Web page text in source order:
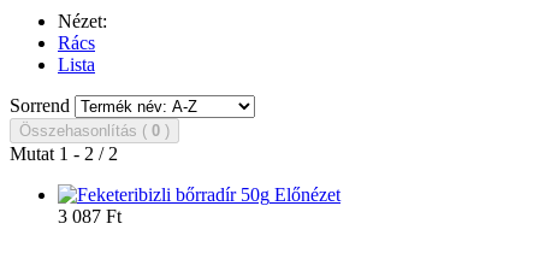
Nézet:
Rács
Lista
Sorrend
Összehasonlítás ( 0 )
Mutat 1 - 2 / 2
Előnézet
3 087 Ft‎